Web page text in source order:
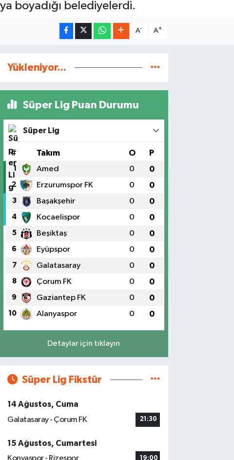
boyadığı belediyelerdi.
A- A+
Yükleniyor...
Süper Lig Puan Durumu
Süper Lig
# Takım O P
1 Amed 0 0
2 Erzurumspor FK 0 0
3 Başakşehir 0 0
4 Kocaelispor 0 0
5 Beşiktaş 0 0
6 Eyüpspor 0 0
7 Galatasaray 0 0
8 Çorum FK 0 0
9 Gaziantep FK 0 0
10 Alanyaspor 0 0
Detaylar için tıklayın
Süper Lig Fikstür
14 Ağustos, Cuma
Galatasaray - Çorum FK
21:30
15 Ağustos, Cumartesi
Konyaspor - Rizespor
19:00